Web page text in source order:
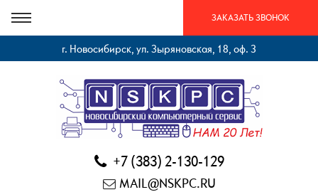
ЗАКАЗАТЬ ЗВОНОК
г. Новосибирск, ул. Зыряновская, 18, оф. 3
+7 (383) 2-130-129
MAIL@NSKPC.RU